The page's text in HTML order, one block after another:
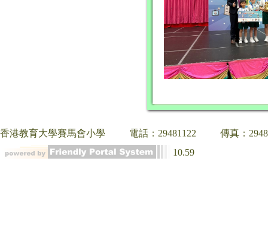
香港教育大學賽馬會小學 電話：29481122
傳真：
10.59